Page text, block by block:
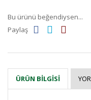
Bu ürünü beğendiysen...
Paylaş
ÜRÜN BILGISI